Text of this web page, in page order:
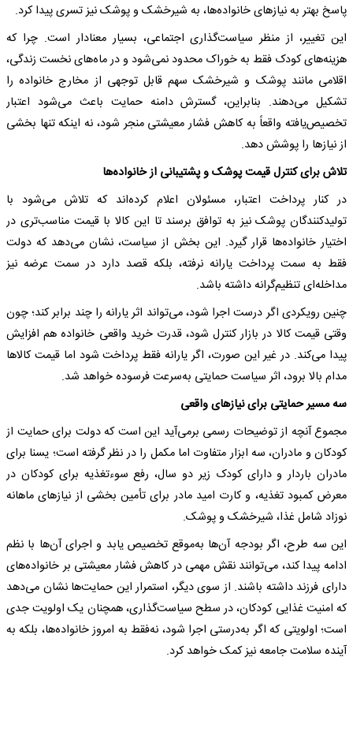
پاسخ بهتر به نیازهای خانواده‌ها، به شیرخشک و پوشک نیز تسری پیدا کرد.
این تغییر، از منظر سیاست‌گذاری اجتماعی، بسیار معنادار است. چرا که
هزینه‌های کودک فقط به خوراک محدود نمی‌شود و در ماه‌های نخست زندگی،
اقلامی مانند پوشک و شیرخشک سهم قابل توجهی از مخارج خانواده را
تشکیل می‌دهند. بنابراین، گسترش دامنه حمایت باعث می‌شود اعتبار
تخصیص‌یافته واقعاً به کاهش فشار معیشتی منجر شود، نه اینکه تنها بخشی
از نیازها را پوشش دهد.
تلاش برای کنترل قیمت پوشک و پشتیبانی از خانواده‌ها
در کنار پرداخت اعتبار، مسئولان اعلام کرده‌اند که تلاش می‌شود با
تولیدکنندگان پوشک نیز به توافق برسند تا این کالا با قیمت مناسب‌تری در
اختیار خانواده‌ها قرار گیرد. این بخش از سیاست، نشان می‌دهد که دولت
فقط به سمت پرداخت یارانه نرفته، بلکه قصد دارد در سمت عرضه نیز
مداخله‌ای تنظیم‌گرانه داشته باشد.
چنین رویکردی اگر درست اجرا شود، می‌تواند اثر یارانه را چند برابر کند؛ چون
وقتی قیمت کالا در بازار کنترل شود، قدرت خرید واقعی خانواده هم افزایش
پیدا می‌کند. در غیر این صورت، اگر یارانه فقط پرداخت شود اما قیمت کالاها
مدام بالا برود، اثر سیاست حمایتی به‌سرعت فرسوده خواهد شد.
سه مسیر حمایتی برای نیازهای واقعی
مجموع آنچه از توضیحات رسمی برمی‌آید این است که دولت برای حمایت از
کودکان و مادران، سه ابزار متفاوت اما مکمل را در نظر گرفته است؛ یسنا برای
مادران باردار و دارای کودک زیر دو سال، رفع سوءتغذیه برای کودکان در
معرض کمبود تغذیه، و کارت امید مادر برای تأمین بخشی از نیازهای ماهانه
نوزاد شامل غذا، شیرخشک و پوشک.
این سه طرح، اگر بودجه آن‌ها به‌موقع تخصیص یابد و اجرای آن‌ها با نظم
ادامه پیدا کند، می‌توانند نقش مهمی در کاهش فشار معیشتی بر خانواده‌های
دارای فرزند داشته باشند. از سوی دیگر، استمرار این حمایت‌ها نشان می‌دهد
که امنیت غذایی کودکان، در سطح سیاست‌گذاری، همچنان یک اولویت جدی
است؛ اولویتی که اگر به‌درستی اجرا شود، نه‌فقط به امروز خانواده‌ها، بلکه به
آینده سلامت جامعه نیز کمک خواهد کرد.